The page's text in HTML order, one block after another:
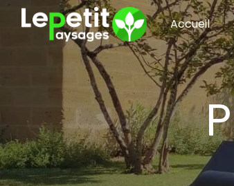
Accueil
Panneau de gestion des cookies